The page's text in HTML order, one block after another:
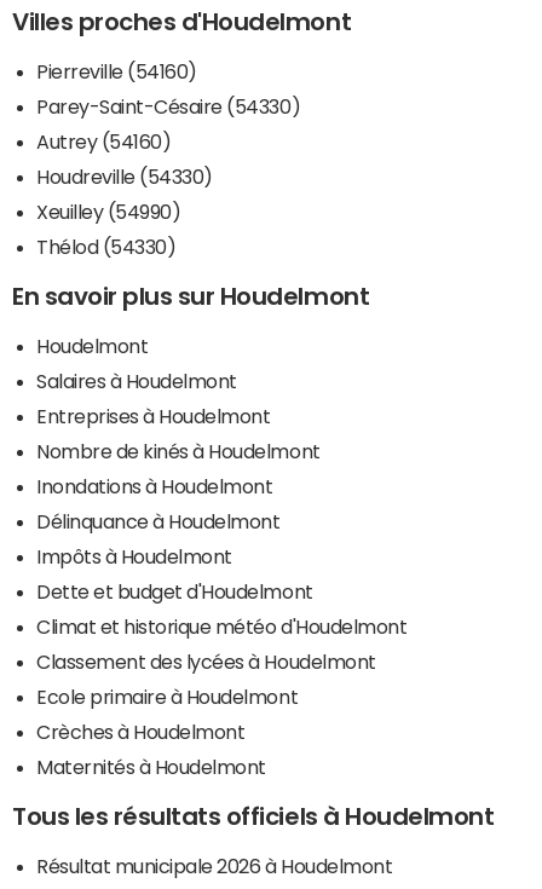
Villes proches d'Houdelmont
Pierreville (54160)
Parey-Saint-Césaire (54330)
Autrey (54160)
Houdreville (54330)
Xeuilley (54990)
Thélod (54330)
En savoir plus sur Houdelmont
Houdelmont
Salaires à Houdelmont
Entreprises à Houdelmont
Nombre de kinés à Houdelmont
Inondations à Houdelmont
Délinquance à Houdelmont
Impôts à Houdelmont
Dette et budget d'Houdelmont
Climat et historique météo d'Houdelmont
Classement des lycées à Houdelmont
Ecole primaire à Houdelmont
Crèches à Houdelmont
Maternités à Houdelmont
Tous les résultats officiels à Houdelmont
Résultat municipale 2026 à Houdelmont